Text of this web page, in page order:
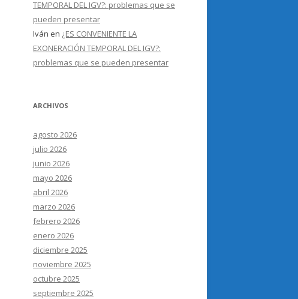
TEMPORAL DEL IGV?: problemas que se
pueden presentar
Iván en ¿ES CONVENIENTE LA
EXONERACIÓN TEMPORAL DEL IGV?:
problemas que se pueden presentar
ARCHIVOS
agosto 2026
julio 2026
junio 2026
mayo 2026
abril 2026
marzo 2026
febrero 2026
enero 2026
diciembre 2025
noviembre 2025
octubre 2025
septiembre 2025